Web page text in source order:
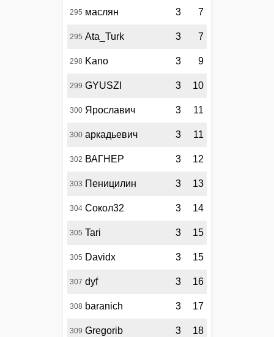
295 маслян 3 7
295 Ata_Turk 3 7
298 Kano 3 9
299 GYUSZI 3 10
300 Ярославич 3 11
300 аркадьевич 3 11
302 ВАГНЕР 3 12
303 Пеницилин 3 13
304 Сокол32 3 14
305 Tari 3 15
305 Davidx 3 15
307 dyf 3 16
308 baranich 3 17
309 Gregorib 3 18